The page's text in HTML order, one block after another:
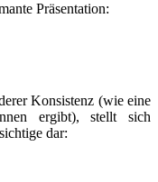
Präsentation:
Konsistenz (wie eine
ergibt), stellt sich
dar: